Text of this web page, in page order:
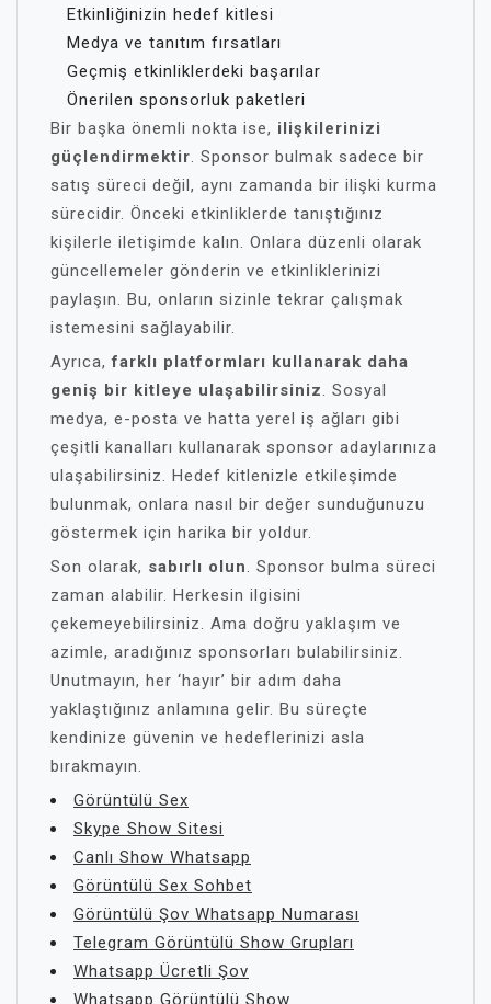
Etkinliğinizin hedef kitlesi
Medya ve tanıtım fırsatları
Geçmiş etkinliklerdeki başarılar
Önerilen sponsorluk paketleri
Bir başka önemli nokta ise, ilişkilerinizi
güçlendirmektir. Sponsor bulmak sadece bir
satış süreci değil, aynı zamanda bir ilişki kurma
sürecidir. Önceki etkinliklerde tanıştığınız
kişilerle iletişimde kalın. Onlara düzenli olarak
güncellemeler gönderin ve etkinliklerinizi
paylaşın. Bu, onların sizinle tekrar çalışmak
istemesini sağlayabilir.
Ayrıca,farklı platformları kullanarak daha
geniş bir kitleye ulaşabilirsiniz. Sosyal
medya, e-posta ve hatta yerel iş ağları gibi
çeşitli kanalları kullanarak sponsor adaylarınıza
ulaşabilirsiniz. Hedef kitlenizle etkileşimde
bulunmak, onlara nasıl bir değer sunduğunuzu
göstermek için harika bir yoldur.
Son olarak, sabırlı olun. Sponsor bulma süreci
zaman alabilir. Herkesin ilgisini
çekemeyebilirsiniz. Ama doğru yaklaşım ve
azimle, aradığınız sponsorları bulabilirsiniz.
Unutmayın, her ‘hayır’ bir adım daha
yaklaştığınız anlamına gelir. Bu süreçte
kendinize güvenin ve hedeflerinizi asla
bırakmayın.
Görüntülü Sex
Skype Show Sitesi
Canlı Show Whatsapp
Görüntülü Sex Sohbet
Görüntülü Şov Whatsapp Numarası
Telegram Görüntülü Show Grupları
Whatsapp Ücretli Şov
Whatsapp Görüntülü Show